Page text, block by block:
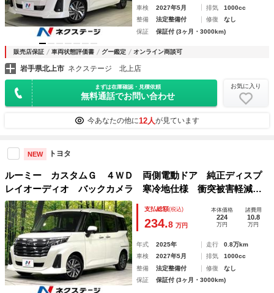
車検
2027年5月 排気
1000cc
整備
法定整備付 修復
なし
保証
保証付 (3ヶ月・3000km)
販売店保証 車両状態評価書 グー鑑定 オンライン商談可
岩手県北上市 ネクステージ 北上店
まずは在庫確認・見積依頼
無料通話でお問い合わせ
お気に入り
今あなたの他に12人が見ています
NEW トヨタ
ルーミー カスタムＧ ４ＷＤ 両側電動ドア 純正ディスプ
レイオーディオ バックカメラ 寒冷地仕様 衝突被害軽減シ
ステム レーダークルーズ 禁煙車 コーナーセンサー スマ
ートキー ＬＥＤヘッド ＥＴＣ 純正１４インチアルミ
支払総額(税込)
234.8 万円
本体価格
224
万円
諸費用
10.8
万円
年式 2025年 走行
0.8万km
車検
2027年5月 排気
1000cc
整備
法定整備付 修復
なし
保証
保証付 (3ヶ月・3000km)